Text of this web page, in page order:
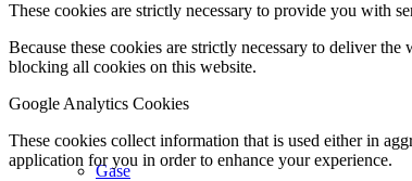
Gase
These cookies are strictly necessary to provide you with
Because these cookies are strictly necessary to deliver
blocking all cookies on this website.
Google Analytics Cookies
These cookies collect information that is used either in
application for you in order to enhance your experience.